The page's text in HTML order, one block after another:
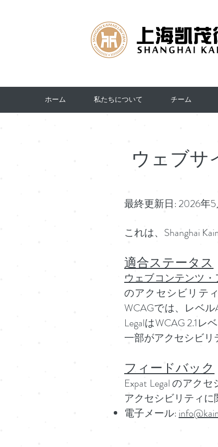
ホーム 私たちについて チーム
ウェブサ
最終更新日: 2026年5
これは、Shanghai
適合ステータス
ウェブコンテンツ
のアクセシビリテ
WCAGでは、レベ
LegalはWCAG 2.1
一部がアクセシビリ
フィードバック
Expat Legal のアク
アクセシビリティに
電子メール: